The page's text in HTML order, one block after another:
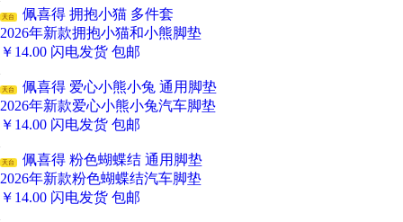
天台
佩喜得 拥抱小猫 多件套
2026年新款拥抱小猫和小熊脚垫
￥ 14.00 闪电发货 包邮
天台
佩喜得 爱心小熊小兔 通用脚垫
2026年新款爱心小熊小兔汽车脚垫
￥ 14.00 闪电发货 包邮
天台
佩喜得 粉色蝴蝶结 通用脚垫
2026年新款粉色蝴蝶结汽车脚垫
￥ 14.00 闪电发货 包邮